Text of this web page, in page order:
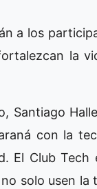
a los
la
Santiago
con la
El Club Tech
solo usen la